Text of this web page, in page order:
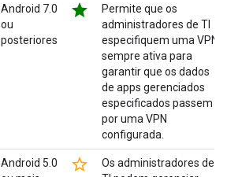
Android 7.0
ou
posteriores
star
Permite que os
administradores de TI
especifiquem uma VPN
sempre ativa para
garantir que os dados
de apps gerenciados
especificados passem
por uma VPN
configurada.
Android 5.0
star_border
Os administradores de